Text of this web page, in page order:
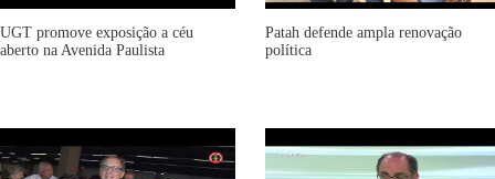
UGT promove exposição a céu
aberto na Avenida Paulista
Patah defende ampla renovação
política